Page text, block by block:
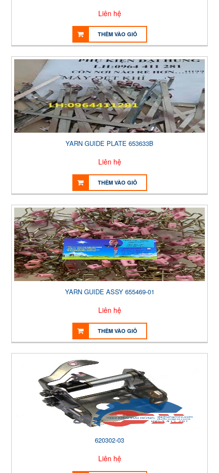
Liên hệ
THÊM VÀO GIỎ
YARN GUIDE PLATE 653633B
Liên hệ
THÊM VÀO GIỎ
YARN GUIDE ASSY 655469-01
Liên hệ
THÊM VÀO GIỎ
620302-03
Liên hệ